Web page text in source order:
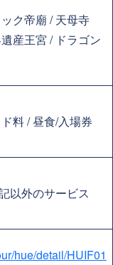
ク帝廟 / 天母寺
産王宮 / ドラゴン
料 / 昼食/入場券
以外のサービス
hue/detail/HUIF01